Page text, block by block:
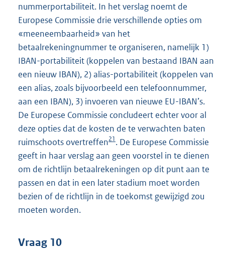
nummerportabiliteit. In het verslag noemt de
Europese Commissie drie verschillende opties om
«meeneembaarheid» van het
betaalrekeningnummer te organiseren, namelijk 1)
IBAN-portabiliteit (koppelen van bestaand IBAN aan
een nieuw IBAN), 2) alias-portabiliteit (koppelen van
een alias, zoals bijvoorbeeld een telefoonnummer,
aan een IBAN), 3) invoeren van nieuwe EU-IBAN’s.
De Europese Commissie concludeert echter voor al
deze opties dat de kosten de te verwachten baten
ruimschoots overtreffen21. De Europese Commissie
geeft in haar verslag aan geen voorstel in te dienen
om de richtlijn betaalrekeningen op dit punt aan te
passen en dat in een later stadium moet worden
bezien of de richtlijn in de toekomst gewijzigd zou
moeten worden.
Vraag 10